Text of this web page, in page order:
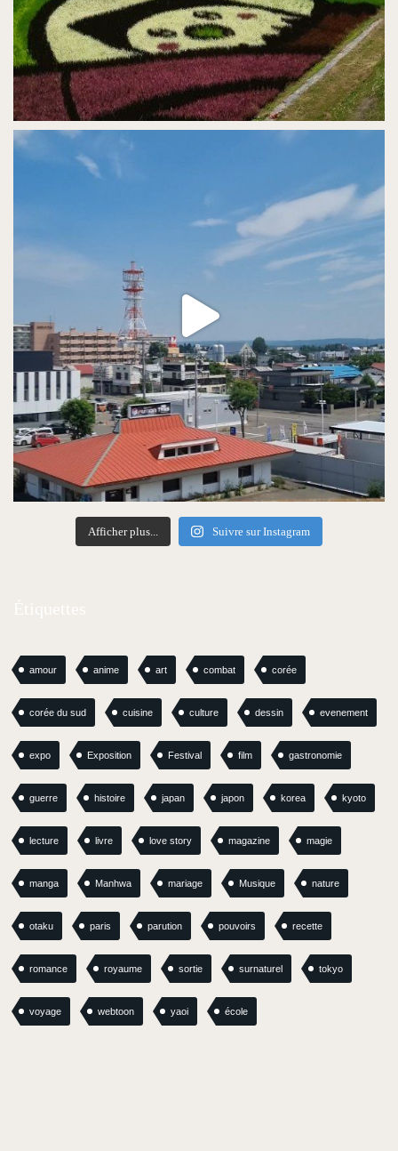
Afficher plus... Suivre sur Instagram
amour anime art combat corée
corée du sud cuisine culture dessin evenement
expo Exposition Festival film gastronomie
guerre histoire japan japon korea kyoto
lecture livre love story magazine magie
manga Manhwa mariage Musique nature
otaku paris parution pouvoirs recette
romance royaume sortie surnaturel tokyo
voyage webtoon yaoi école